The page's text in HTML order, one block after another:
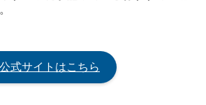
公式サイトはこちら